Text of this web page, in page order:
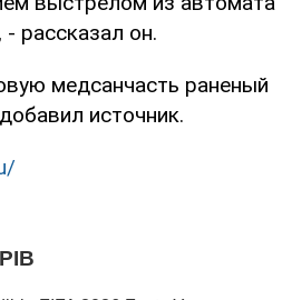
рассказал он.
медсанчасть раненый
источник.